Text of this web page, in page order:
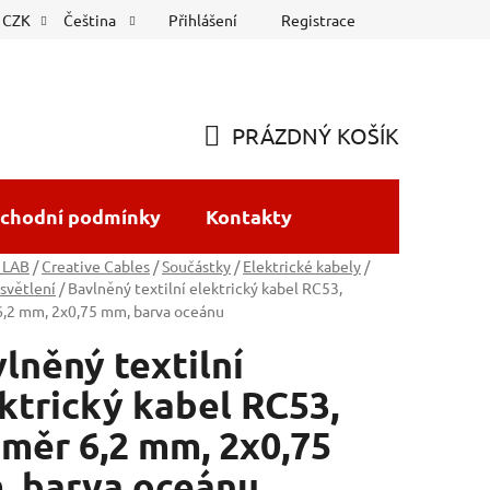
CZK Čeština Přihlášení Registrace
KOŠÍK
PRÁZDNÝ KOŠÍK
podmínky Kontakty
/ Creative Cables /Součástky / Elektrické kabely /
/ Bavlněný textilní elektrický kabel RC53,
mm, 2x0,75 mm, barva oceánu
textilní
kabel RC53,
6,2 mm, 2x0,75